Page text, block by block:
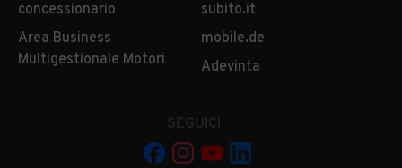
concessionario
Area Business
Multigestionale Motori
subito.it
mobile.de
Adevinta